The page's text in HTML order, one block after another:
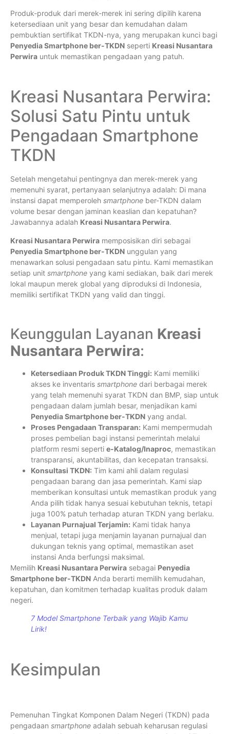
Produk-produk dari merek-merek ini sering dipilih karena
ketersediaan unit yang besar dan kemudahan dalam
pembuktian sertifikat TKDN-nya, yang merupakan kunci bagi
Penyedia Smartphone ber-TKDN seperti Kreasi Nusantara
Perwira untuk memastikan pengadaan yang patuh.
Kreasi Nusantara Perwira:
Solusi Satu Pintu untuk
Pengadaan Smartphone
TKDN
Setelah mengetahui pentingnya dan merek-merek yang
memenuhi syarat, pertanyaan selanjutnya adalah: Di mana
instansi dapat memperoleh smartphone ber-TKDN dalam
volume besar dengan jaminan keaslian dan kepatuhan?
Jawabannya adalah Kreasi Nusantara Perwira.
Kreasi Nusantara Perwira memposisikan diri sebagai
Penyedia Smartphone ber-TKDN unggulan yang
menawarkan solusi pengadaan satu pintu. Kami memastikan
setiap unit smartphone yang kami sediakan, baik dari merek
lokal maupun merek global yang diproduksi di Indonesia,
memiliki sertifikat TKDN yang valid dan tinggi.
Keunggulan Layanan Kreasi
Nusantara Perwira:
Ketersediaan Produk TKDN Tinggi: Kami memiliki
akses ke inventaris smartphone dari berbagai merek
yang telah memenuhi syarat TKDN dan BMP, siap untuk
pengadaan dalam jumlah besar, menjadikan kami
Penyedia Smartphone ber-TKDN yang andal.
Proses Pengadaan Transparan: Kami mempermudah
proses pembelian bagi instansi pemerintah melalui
platform resmi seperti e-Katalog/Inaproc, memastikan
transparansi, akuntabilitas, dan kecepatan transaksi.
Konsultasi TKDN: Tim kami ahli dalam regulasi
pengadaan barang dan jasa pemerintah. Kami siap
memberikan konsultasi untuk memastikan produk yang
Anda pilih tidak hanya sesuai kebutuhan teknis, tetapi
juga 100% patuh terhadap aturan TKDN yang berlaku.
Layanan Purnajual Terjamin: Kami tidak hanya
menjual, tetapi juga menjamin layanan purnajual dan
dukungan teknis yang optimal, memastikan aset
instansi Anda berfungsi maksimal.
Memilih Kreasi Nusantara Perwira sebagai Penyedia
Smartphone ber-TKDN Anda berarti memilih kemudahan,
kepatuhan, dan komitmen terhadap kualitas produk dalam
negeri.
7 Model Smartphone Terbaik yang Wajib Kamu
Lirik!
Kesimpulan
Pemenuhan Tingkat Komponen Dalam Negeri (TKDN) pada
pengadaan smartphone adalah sebuah keharusan regulasi